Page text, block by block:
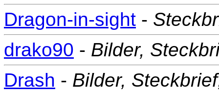
Dragon-in-sight -
drako90 - Bilder,
Drash - Bilder,